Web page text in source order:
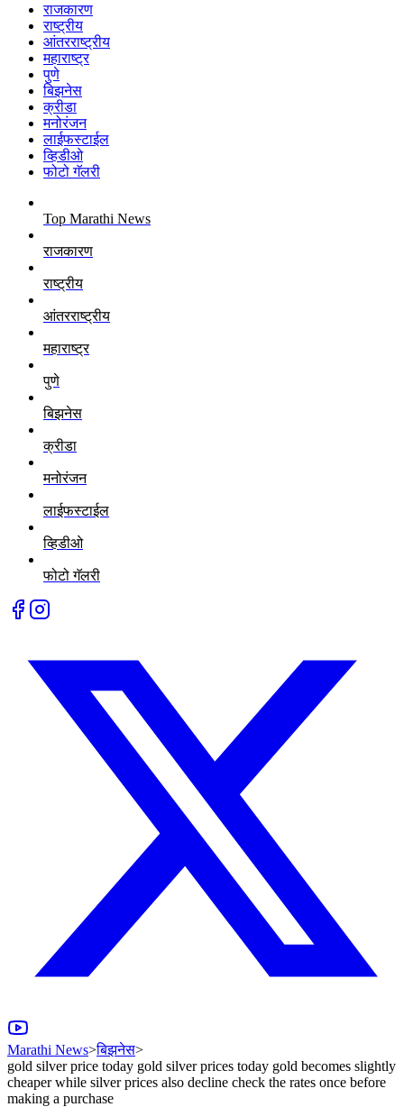
राजकारण
राष्ट्रीय
आंतरराष्ट्रीय
महाराष्ट्र
पुणे
बिझनेस
क्रीडा
मनोरंजन
लाईफस्टाईल
व्हिडीओ
फोटो गॅलरी
Top Marathi News
राजकारण
राष्ट्रीय
आंतरराष्ट्रीय
महाराष्ट्र
पुणे
बिझनेस
क्रीडा
मनोरंजन
लाईफस्टाईल
व्हिडीओ
फोटो गॅलरी
Marathi News>बिझनेस>
gold silver price today gold silver prices today gold becomes slightly
cheaper while silver prices also decline check the rates once before
making a purchase